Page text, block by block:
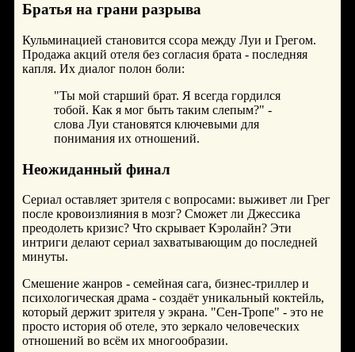
Братья на грани разрыва
Кульминацией становится ссора между Луи и Грегом.
Продажа акций отеля без согласия брата - последняя
капля. Их диалог полон боли:
"Ты мой старший брат. Я всегда гордился
тобой. Как я мог быть таким слепым?" -
слова Луи становятся ключевыми для
понимания их отношений.
Неожиданный финал
Сериал оставляет зрителя с вопросами: выживет ли Грег
после кровоизлияния в мозг? Сможет ли Джессика
преодолеть кризис? Что скрывает Кэролайн? Эти
интриги делают сериал захватывающим до последней
минуты.
Смешение жанров - семейная сага, бизнес-триллер и
психологическая драма - создаёт уникальный коктейль,
который держит зрителя у экрана. "Сен-Тропе" - это не
просто история об отеле, это зеркало человеческих
отношений во всём их многообразии.